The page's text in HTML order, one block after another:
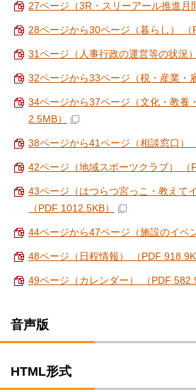
27ページ（3R・スリーアール推進月
28ページから30ページ（暮らし） （
31ページ（人事行政の運営等の状況
32ページから33ページ（税・産業・
34ページから37ページ（文化・教養
2.5MB）
38ページから41ページ（相談窓口）
42ページ（地域スポーツクラブ） （
43ページ（はつらつ宮っこ・教えて
（PDF 1012.5KB）
44ページから47ページ（施設のイベ
48ページ（日程情報） （PDF
49ページ（カレンダー） （PDF
音声版
HTML形式